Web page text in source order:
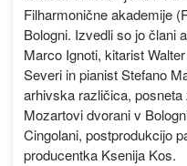
Filharmonične akademije
Bologni. Izvedli so jo člani
Marco Ignoti, kitarist
Severi in pianist Stefano
arhivska različica,
Mozartovi dvorani v
Cingolani, postprodukcijo
producentka Ksenija Kos.